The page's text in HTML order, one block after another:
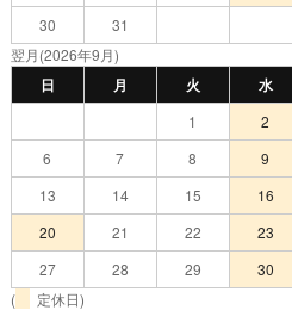
30
31
翌月(2026年9月)
日 月 火 水
1 2
6
7 8 9
13
14 15 16
20
21 22 23
27
28 29
30
(
定休日)